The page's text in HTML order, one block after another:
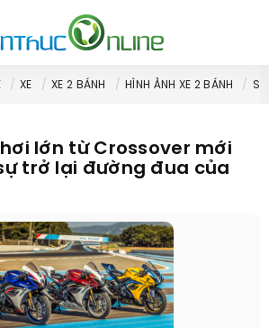
XE XE 2 BÁNH HÌNH ẢNH XE 2 BÁNH
lớn từ Crossover mới
trở lại đường đua của